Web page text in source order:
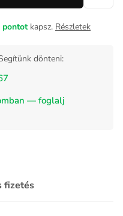
pontot kapsz. Részletek
dönteni:
— foglalj
fizetés